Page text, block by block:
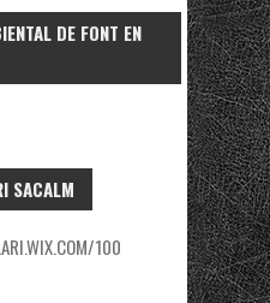
DE FONT EN
SACALM
100